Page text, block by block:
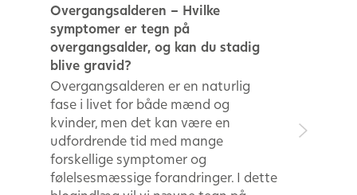
Overgangsalderen – Hvilke
symptomer er tegn på
overgangsalder, og kan du stadig
blive gravid?
Overgangsalderen er en naturlig
fase i livet for både mænd og
kvinder, men det kan være en
udfordrende tid med mange
forskellige symptomer og
følelsesmæssige forandringer. I dette